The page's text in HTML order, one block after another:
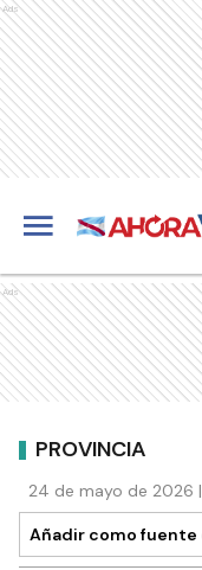
Ads
Ads
PROVINCIA
24 de mayo de 2026
Añadir como fuente